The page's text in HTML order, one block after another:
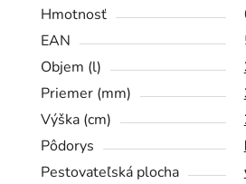
Hmotnosť
EAN
Objem (l)
Priemer (mm)
Výška (cm)
Pôdorys
Pestovateľská plocha